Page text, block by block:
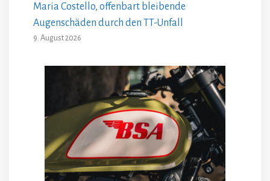
Maria Costello, offenbart bleibende
Augenschäden durch den TT-Unfall
9. August 2026